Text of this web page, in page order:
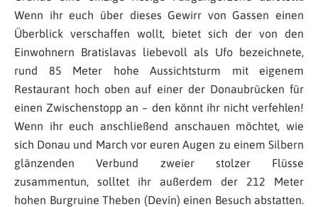
Wenn ihr euch über dieses Gewirr von Gassen einen
Überblick verschaffen wollt, bietet sich der von den
Einwohnern Bratislavas liebevoll als Ufo bezeichnete,
rund 85 Meter hohe Aussichtsturm mit eigenem
Restaurant hoch oben auf einer der Donaubrücken für
einen Zwischenstopp an – den könnt ihr nicht verfehlen!
Wenn ihr euch anschließend anschauen möchtet, wie
sich Donau und March vor euren Augen zu einem Silbern
glänzenden Verbund zweier stolzer Flüsse
zusammentun, solltet ihr außerdem der 212 Meter
hohen Burgruine Theben (Devín) einen Besuch abstatten.